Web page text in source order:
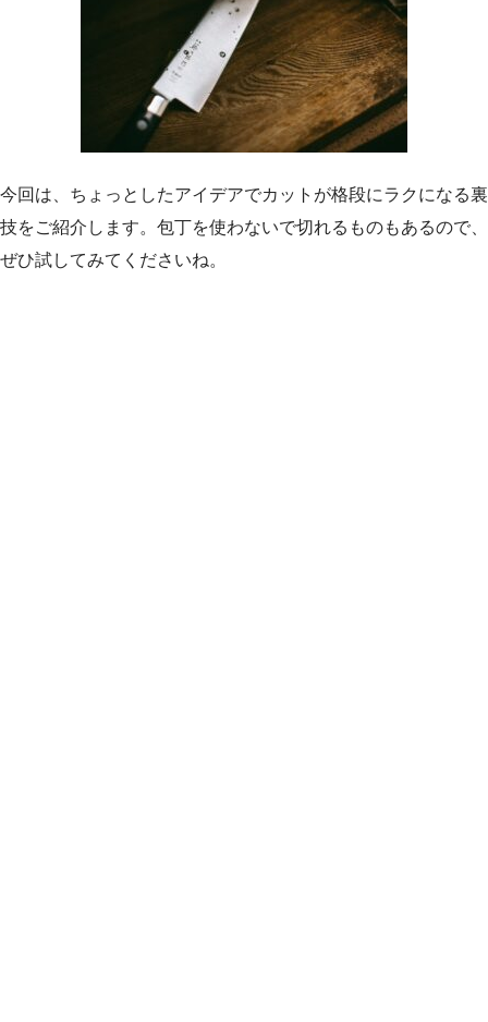
今回は、ちょっとしたアイデアでカットが格段にラクになる裏
技をご紹介します。包丁を使わないで切れるものもあるので、
ぜひ試してみてくださいね。